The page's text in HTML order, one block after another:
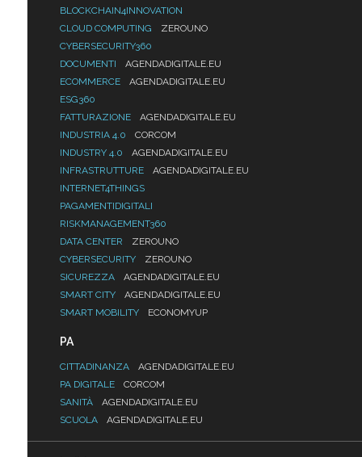
BLOCKCHAIN4INNOVATION
CLOUD COMPUTING
ZEROUNO
CYBERSECURITY360
DOCUMENTI
AGENDADIGITALE.EU
ECOMMERCE
AGENDADIGITALE.EU
ESG360
FATTURAZIONE
AGENDADIGITALE.EU
INDUSTRIA 4.0
CORCOM
INDUSTRY 4.0
AGENDADIGITALE.EU
INFRASTRUTTURE
AGENDADIGITALE.EU
INTERNET4THINGS
PAGAMENTIDIGITALI
RISKMANAGEMENT360
DATA CENTER
ZEROUNO
CYBERSECURITY
ZEROUNO
SICUREZZA
AGENDADIGITALE.EU
SMART CITY
AGENDADIGITALE.EU
SMART MOBILITY
ECONOMYUP
PA
CITTADINANZA
AGENDADIGITALE.EU
PA DIGITALE
CORCOM
SANITÀ
AGENDADIGITALE.EU
SCUOLA
AGENDADIGITALE.EU